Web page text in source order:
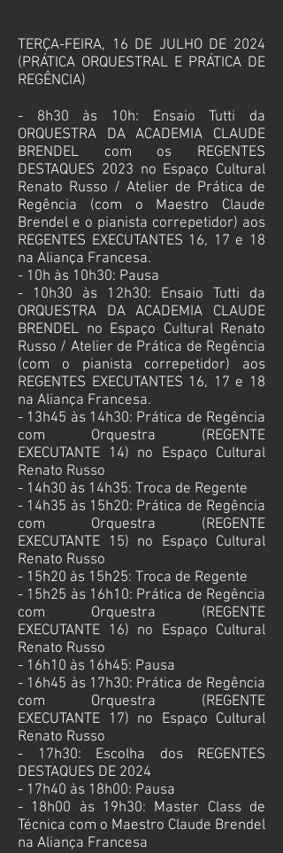
TERÇA-FEIRA, 16 DE JULHO DE 2024
(PRÁTICA ORQUESTRAL E PRÁTICA DE
REGÊNCIA)
- 8h30 às 10h: Ensaio Tutti da
ORQUESTRA DA ACADEMIA CLAUDE
BRENDEL com os REGENTES
DESTAQUES 2023 no Espaço Cultural
Renato Russo / Atelier de Prática de
Regência (com o Maestro Claude
Brendel e o pianista correpetidor) aos
REGENTES EXECUTANTES 16, 17 e 18
na Aliança Francesa.
- 10h às 10h30: Pausa
- 10h30 às 12h30: Ensaio Tutti da
ORQUESTRA DA ACADEMIA CLAUDE
BRENDEL no Espaço Cultural Renato
Russo / Atelier de Prática de Regência
(com o pianista correpetidor) aos
REGENTES EXECUTANTES 16, 17 e 18
na Aliança Francesa.
- 13h45 às 14h30: Prática de Regência
com Orquestra (REGENTE
EXECUTANTE 14) no Espaço Cultural
Renato Russo
- 14h30 às 14h35: Troca de Regente
- 14h35 às 15h20: Prática de Regência
com Orquestra (REGENTE
EXECUTANTE 15) no Espaço Cultural
Renato Russo
- 15h20 às 15h25: Troca de Regente
- 15h25 às 16h10: Prática de Regência
com Orquestra (REGENTE
EXECUTANTE 16) no Espaço Cultural
Renato Russo
- 16h10 às 16h45: Pausa
- 16h45 às 17h30: Prática de Regência
com Orquestra (REGENTE
EXECUTANTE 17) no Espaço Cultural
Renato Russo
- 17h30: Escolha dos REGENTES
DESTAQUES DE 2024
- 17h40 às 18h00: Pausa
- 18h00 às 19h30: Master Class de
Técnica com o Maestro Claude Brendel
na Aliança Francesa